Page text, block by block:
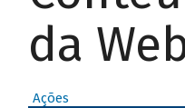
da
Ações